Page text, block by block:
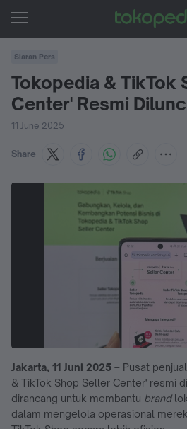
Siaran Pers
Tokopedia & TikTok
Center' Resmi
11 June 2025
Share
Jakarta, 11 Juni 2025 – Pusat
& TikTok Shop Seller Center' resmi
dirancang untuk membantu brand
dalam mengelola operasional